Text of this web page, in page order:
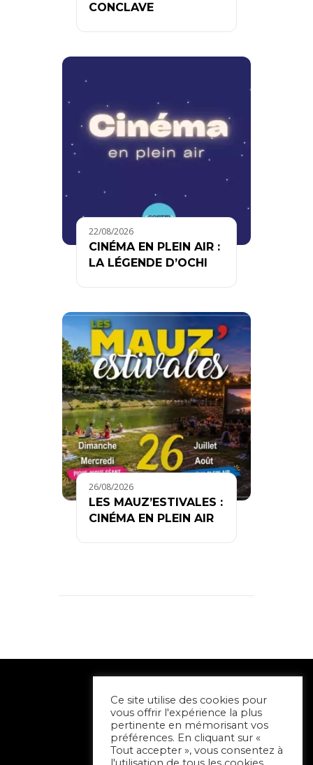
CONCLAVE
22/08/2026
CINÉMA EN PLEIN AIR :
LA LÉGENDE D’OCHI
26/08/2026
LES MAUZ’ESTIVALES :
CINÉMA EN PLEIN AIR
Ce site utilise des cookies pour
vous offrir l'expérience la plus
pertinente en mémorisant vos
préférences. En cliquant sur «
Tout accepter », vous consentez à